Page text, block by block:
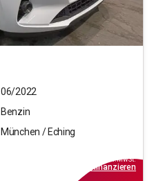
06/2022
Benzin
München / Eching
inkl.MwSt.
finanzieren